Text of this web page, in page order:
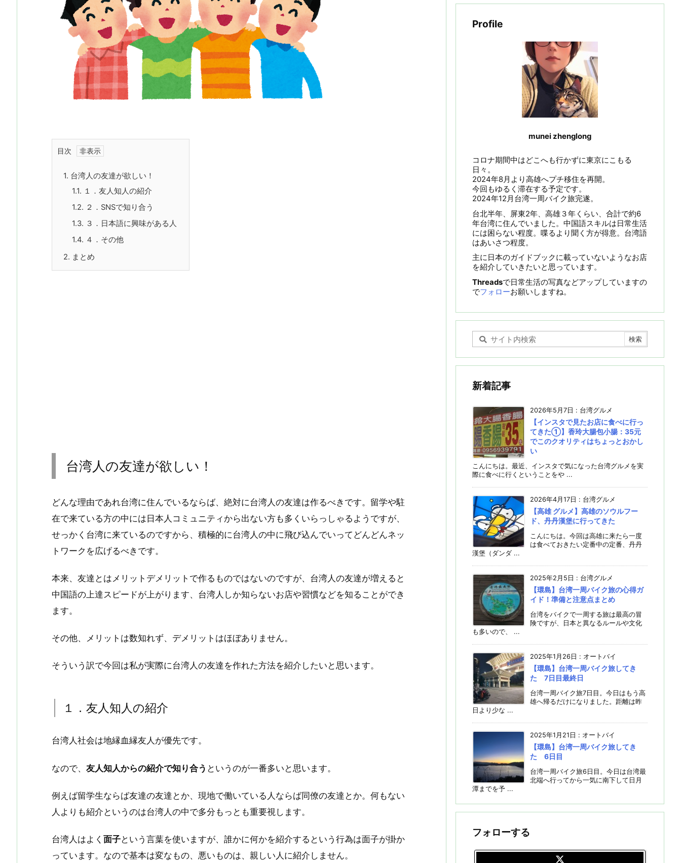
目次
1. 台湾人の友達が欲しい！
1.1. １．友人知人の紹介
1.2. ２．SNSで知り合う
1.3. ３．日本語に興味がある人
1.4. ４．その他
2. まとめ
台湾人の友達が欲しい！
どんな理由であれ台湾に住んでいるならば、絶対に台湾人の友達は作るべきです。留学や駐
在で来ている方の中には日本人コミュニティから出ない方も多くいらっしゃるようですが、
せっかく台湾に来ているのですから、積極的に台湾人の中に飛び込んでいってどんどんネッ
トワークを広げるべきです。
本来、友達とはメリットデメリットで作るものではないのですが、台湾人の友達が増えると
中国語の上達スピードが上がります、台湾人しか知らないお店や習慣などを知ることができ
ます。
その他、メリットは数知れず、デメリットはほぼありません。
そういう訳で今回は私が実際に台湾人の友達を作れた方法を紹介したいと思います。
１．友人知人の紹介
台湾人社会は地縁血縁友人が優先です。
なので、 友人知人からの紹介で知り合う というのが一番多いと思います。
例えば留学生ならば友達の友達とか、現地で働いている人ならば同僚の友達とか。何もない
人よりも紹介というのは台湾人の中で多分もっとも重要視します。
台湾人はよく 面子という言葉を使いますが、誰かに何かを紹介するという行為は面子が掛か
っています。なので基本は変なもの、悪いものは、親しい人に紹介しません。
Profile
munei zhenglong
コロナ期間中はどこへも行かずに東京にこもる
日々。
2024年8月より高雄へプチ移住を再開。
今回もゆるく滞在する予定です。
2024年12月台湾一周バイク旅完遂。
台北半年、屏東2年、高雄３年くらい、合計で約6
年台湾に住んでいました。中国語スキルは日常生活
には困らない程度。喋るより聞く方が得意。台湾語
はあいさつ程度。
主に日本のガイドブックに載っていないようなお店
を紹介していきたいと思っています。
Threadsで日常生活の写真などアップしていますの
でフォローお願いしますね。
新着記事
2026年5月7日 : 台湾グルメ
【インスタで見たお店に食べに行っ
てきた①】香玲大腸包小腸：35元
でこのクオリティはちょっとおかし
い
こんにちは。最近、インスタで気になった台湾グルメを実
際に食べに行くということをや ...
2026年4月17日 : 台湾グルメ
【高雄 グルメ】高雄のソウルフー
ド、丹丹漢堡に行ってきた
こんにちは。今回は高雄に来たら一度
は食べておきたい定番中の定番、丹丹
漢堡（ダンダ ...
2025年2月5日 : 台湾グルメ
【環島】台湾一周バイク旅の心得ガ
イド！準備と注意点まとめ
台湾をバイクで一周する旅は最高の冒
険ですが、日本と異なるルールや文化
も多いので、 ...
2025年1月26日 : オートバイ
【環島】台湾一周バイク旅してき
た 7日目最終日
台湾一周バイク旅7日目。今日はもう高
雄へ帰るだけになりました。距離は昨
日より少な ...
2025年1月21日 : オートバイ
【環島】台湾一周バイク旅してき
た 6日目
台湾一周バイク旅6日目。今日は台湾最
北端へ行ってから一気に南下して日月
潭までを予 ...
フォローする